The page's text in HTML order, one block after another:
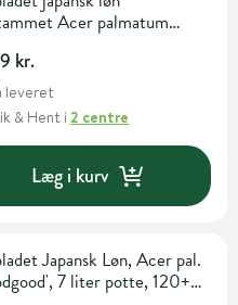
Acer palmatum
kr.
leveret
& Hent i2 centre
Læg i kurv
Japansk Løn, Acer pal.
7 liter potte, 120+